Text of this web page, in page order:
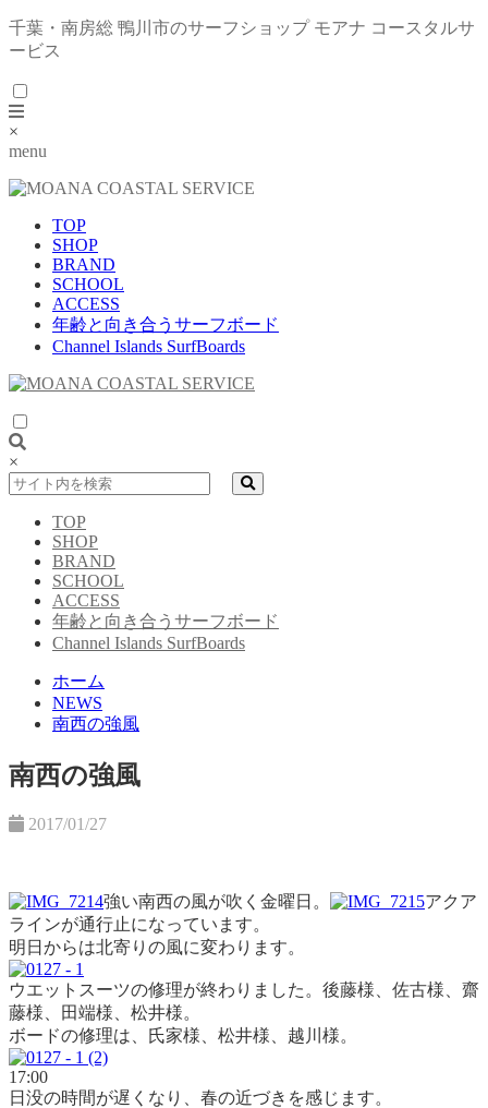
千葉・南房総 鴨川市のサーフショップ モアナ コースタルサ
ービス
×
menu
TOP
SHOP
BRAND
SCHOOL
ACCESS
年齢と向き合うサーフボード
Channel Islands SurfBoards
×
TOP
SHOP
BRAND
SCHOOL
ACCESS
年齢と向き合うサーフボード
Channel Islands SurfBoards
ホーム
NEWS
南西の強風
南西の強風
2017/01/27
強い南西の風が吹く金曜日。
アクア
ラインが通行止になっています。
明日からは北寄りの風に変わります。
ウエットスーツの修理が終わりました。後藤様、佐古様、齋
藤様、田端様、松井様。
ボードの修理は、氏家様、松井様、越川様。
17:00
日没の時間が遅くなり、春の近づきを感じます。